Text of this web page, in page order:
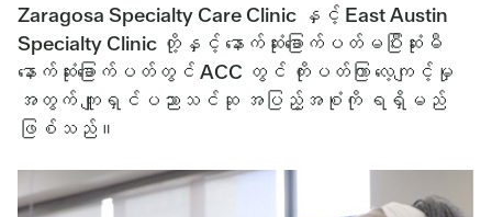
Zaragosa Specialty Care Clinic နှင့် East Austin
Specialty Clinic တို့နှင့် နောက်ဆုံးခြောက်ပတ်မပြီးဆုံးမီ
နောက်ဆုံးခြောက်ပတ်တွင် ACC တွင် ကိုးပတ်ကြာ လေ့ကျင့်မှု
အတွက် ကျူရှင်ပညာသင်ဆု အပြည့်အစုံကို ရရှိမည်
ဖြစ်သည်။